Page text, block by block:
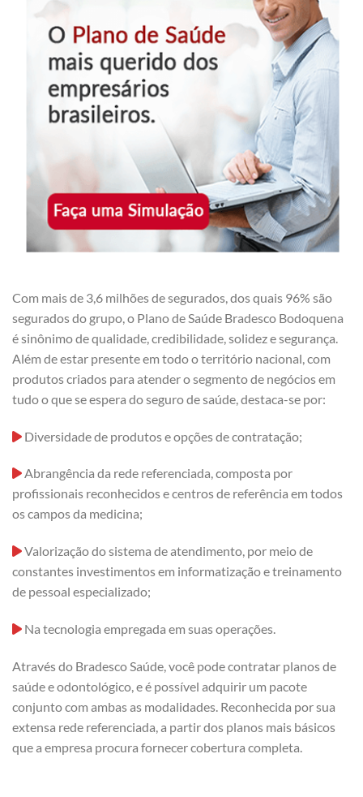
Com mais de 3,6 milhões de segurados, dos quais 96% são
segurados do grupo, o Plano de Saúde Bradesco Bodoquena
é sinônimo de qualidade, credibilidade, solidez e segurança.
Além de estar presente em todo o território nacional, com
produtos criados para atender o segmento de negócios em
tudo o que se espera do seguro de saúde, destaca-se por:
Diversidade de produtos e opções de contratação;
Abrangência da rede referenciada, composta por
profissionais reconhecidos e centros de referência em todos
os campos da medicina;
Valorização do sistema de atendimento, por meio de
constantes investimentos em informatização e treinamento
de pessoal especializado;
Na tecnologia empregada em suas operações.
Através do Bradesco Saúde, você pode contratar planos de
saúde e odontológico, e é possível adquirir um pacote
conjunto com ambas as modalidades. Reconhecida por sua
extensa rede referenciada, a partir dos planos mais básicos
que a empresa procura fornecer cobertura completa.